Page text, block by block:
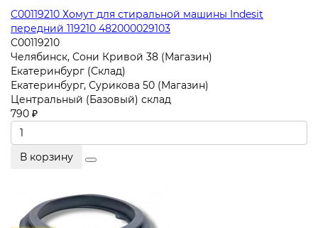
C00119210 Хомут для стиральной машины Indesit
передний 119210 482000029103
C00119210
Челябинск, Сони Кривой 38 (Магазин)
Екатеринбург (Склад)
Екатеринбург, Сурикова 50 (Магазин)
Центральный (Базовый) склад
790 ₽
В корзину